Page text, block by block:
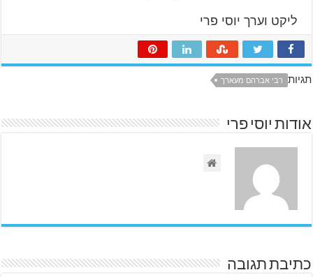
ליקט וערך יוסי פרי
תגיות רבי אברהם מעארך
אודות יוסי פרי
כתיבת תגובה